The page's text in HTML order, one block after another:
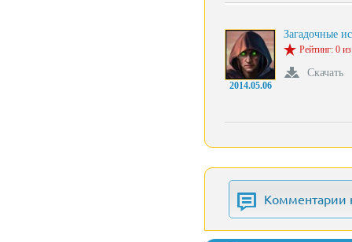
2014.05.06
Загадочные
Рейтинг: 0
Скачать
Комментарии